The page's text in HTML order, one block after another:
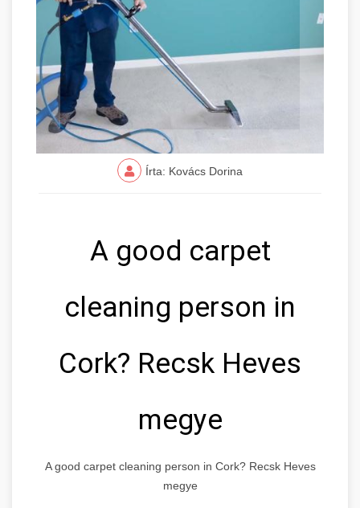
Írta: Kovács Dorina
A good carpet
cleaning person in
Cork? Recsk Heves
megye
A good carpet cleaning person in Cork? Recsk Heves
megye